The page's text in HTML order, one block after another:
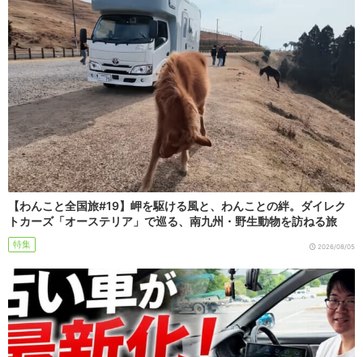
【わんこと全国旅#19】岬を駆ける風と、わんことの絆。ダイレク
トカーズ「オーステリア」で巡る、南九州・野生動物を訪ねる旅
特集 2026/08/05